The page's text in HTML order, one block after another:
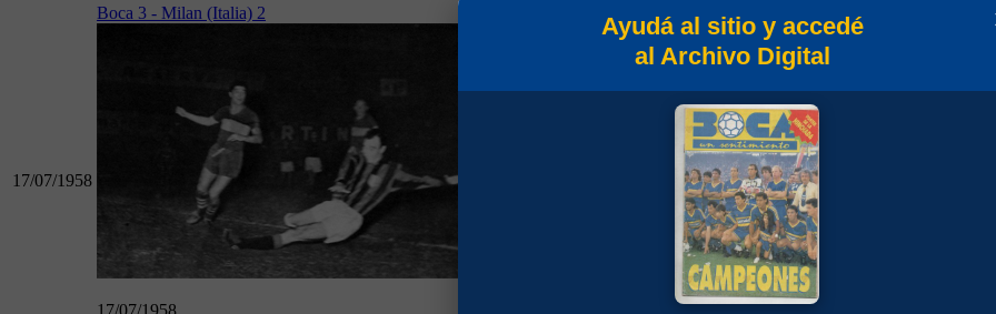
17/07/1958
Boca 3 - Milan (Italia) 2
Amistosos 1958
Ayudá al sitio y accedé
al Archivo Digital